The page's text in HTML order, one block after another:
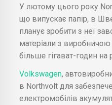
У лютому цього року
що випускає папір, в
планує зробити з неї
матеріали з
більше гігават-годин на
Volkswagen,
в Northvolt для
електромобілів